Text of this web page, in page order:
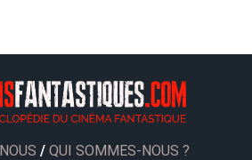
/ QUI SOMMES-NOUS ?